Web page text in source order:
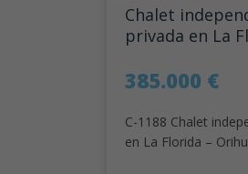
Chalet
privada en La
385.000 €
C-1188 Chalet
en La Florida –